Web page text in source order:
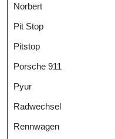
Norbert
Pit Stop
Pitstop
Porsche 911
Pyur
Radwechsel
Rennwagen